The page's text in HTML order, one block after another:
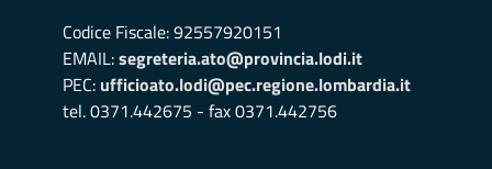
Codice Fiscale: 92557920151
EMAIL:segreteria.ato@provincia.lodi.it
PEC: ufficioato.lodi@pec.regione.lombardia.it
tel. 0371.442675 - fax 0371.442756